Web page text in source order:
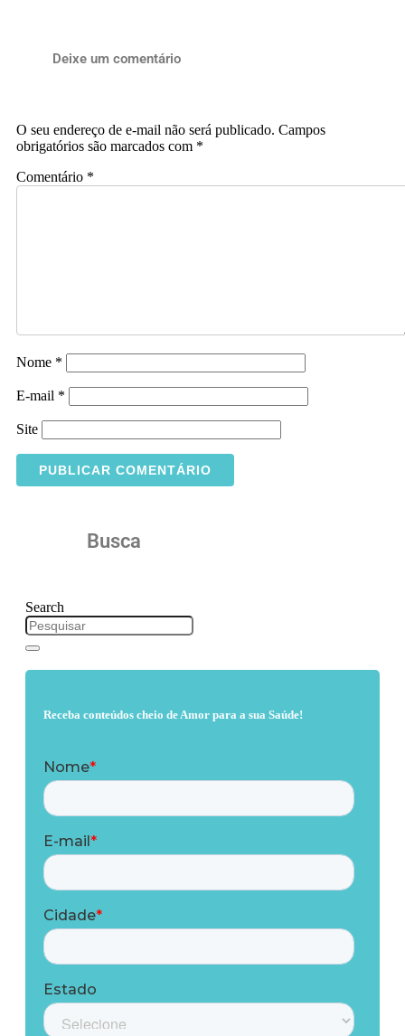
Deixe um comentário
O seu endereço de e-mail não será publicado. Campos
obrigatórios são marcados com *
Comentário *
Nome *
E-mail *
Site
Busca
Search
Receba conteúdos cheio de Amor para a sua Saúde!